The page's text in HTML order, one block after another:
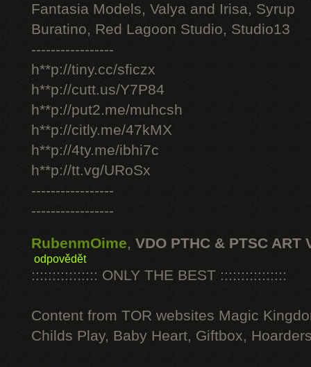
Fantasia Models, Valya and Irisa, Syrup
Buratino, Red Lagoon Studio, Studio13
-----------------
h**p://tiny.cc/sficzx
h**p://cutt.us/Y7P84
h**p://put2.me/muhcsh
h**p://citly.me/47kMX
h**p://4ty.me/ibhi7c
h**p://tt.vg/URoSx
-----------------
-----------------
RubenmOime, VDO PTHC & PTSC ART
odpovědět
:::::::::::::::: ONLY THE BEST ::::::::::::::::
Content from TOR websites Magic
Childs Play, Baby Heart, Giftbox,